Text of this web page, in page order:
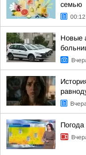
семью
00:12
Новые
Погода